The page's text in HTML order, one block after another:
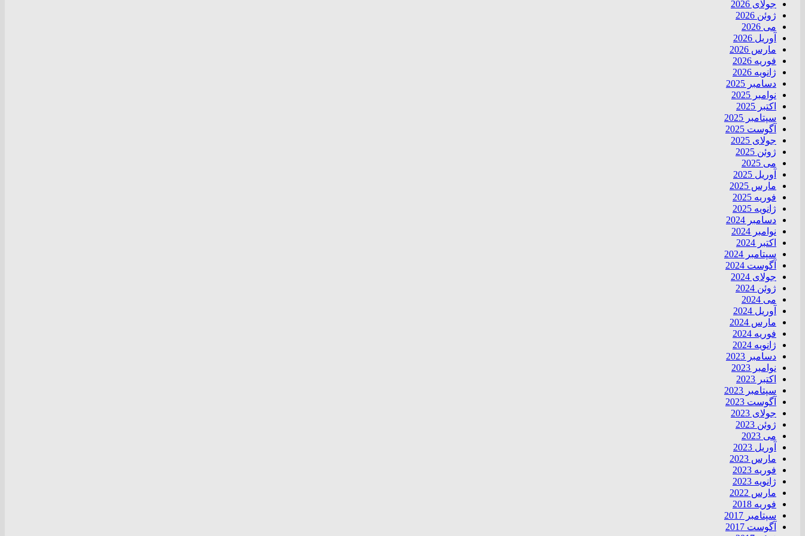
جولای 2026
ژوئن 2026
می 2026
آوریل 2026
مارس 2026
فوریه 2026
ژانویه 2026
دسامبر 2025
نوامبر 2025
اکتبر 2025
سپتامبر 2025
آگوست 2025
جولای 2025
ژوئن 2025
می 2025
آوریل 2025
مارس 2025
فوریه 2025
ژانویه 2025
دسامبر 2024
نوامبر 2024
اکتبر 2024
سپتامبر 2024
آگوست 2024
جولای 2024
ژوئن 2024
می 2024
آوریل 2024
مارس 2024
فوریه 2024
ژانویه 2024
دسامبر 2023
نوامبر 2023
اکتبر 2023
سپتامبر 2023
آگوست 2023
جولای 2023
ژوئن 2023
می 2023
آوریل 2023
مارس 2023
فوریه 2023
ژانویه 2023
مارس 2022
فوریه 2018
سپتامبر 2017
آگوست 2017